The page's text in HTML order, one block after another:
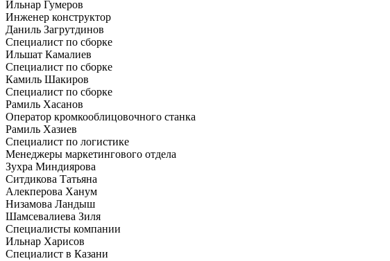
Ильнар Гумеров
Инженер конструктор
Даниль Загрутдинов
Специалист по сборке
Ильшат Камалиев
Специалист по сборке
Камиль Шакиров
Специалист по сборке
Рамиль Хасанов
Оператор кромкооблицовочного станка
Рамиль Хазиев
Специалист по логистике
Менеджеры маркетингового отдела
Зухра Миндиярова
Ситдикова Татьяна
Алекперова Ханум
Низамова Ландыш
Шамсевалиева Зиля
Специалисты компании
Ильнар Харисов
Специалист в Казани